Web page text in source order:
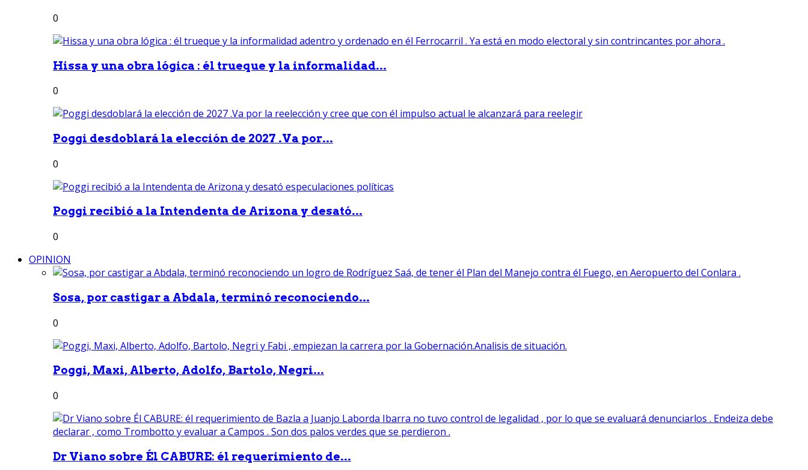
0
Hissa y una obra lógica : él trueque y la informalidad...
0
Poggi desdoblará la elección de 2027 .Va por...
0
Poggi recibió a la Intendenta de Arizona y desató...
0
OPINION
Sosa, por castigar a Abdala, terminó reconociendo...
0
Poggi, Maxi, Alberto, Adolfo, Bartolo, Negri...
0
Dr Viano sobre Él CABURE: él requerimiento de...